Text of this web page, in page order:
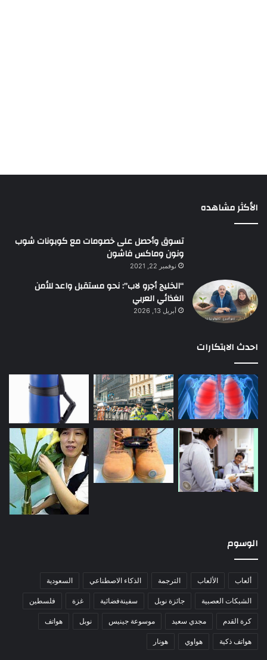
الأكثر مشاهده
تسوق وأحصل على خصومات مع كوبونات شوب
ونون وماكس فاشون
نوفمبر 22, 2021
“الخليج أجرو لاب”: نحو مستقبل واعد للأمن
الغذائي العربي
أبريل 13, 2026
احدث الابتكارات
الوسوم
ألعاب الألعاب الترجمة الذكاء الاصطناعي السعودية
الشبكات العصبية جائزة نوبل سفينةفضائية غزة فلسطين
كرة القدم مجدي سعيد موسوعة جينيس نوبل هواتف
هواتف ذكية هواوي هونار